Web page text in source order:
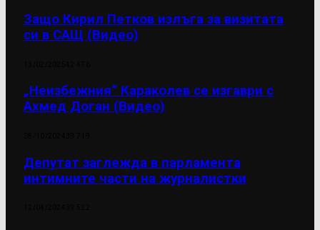
Защо Кирил Петков излъга за визитата
си в САЩ (Видео)
„Неизбежния“ Караколев се изгаври с
Ахмед Доган (Видео)
Депутат заглежда в парламента
интимните части на журналистки